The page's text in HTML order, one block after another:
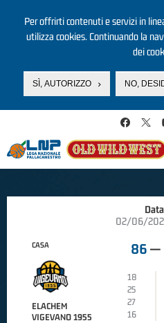
Per offrirti contenuti e servizi in
utilizza cookies. Continuando la
dei
SÌ, AUTORIZZO NO,
02/06/
CASA
ELACHEM
VIGEVANO 1955
86 —
18
25
27
16